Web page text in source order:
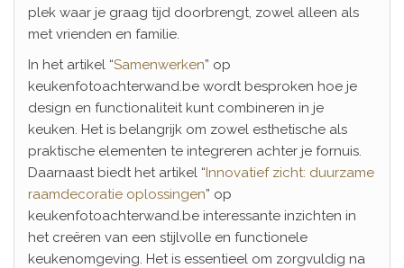
plek waar je graag tijd doorbrengt, zowel alleen als
met vrienden en familie.
In het artikel “Samenwerken” op
keukenfotoachterwand.be wordt besproken hoe je
design en functionaliteit kunt combineren in je
keuken. Het is belangrijk om zowel esthetische als
praktische elementen te integreren achter je fornuis.
Daarnaast biedt het artikel “Innovatief zicht: duurzame
raamdecoratie oplossingen” op
keukenfotoachterwand.be interessante inzichten in
het creëren van een stijlvolle en functionele
keukenomgeving. Het is essentieel om zorgvuldig na